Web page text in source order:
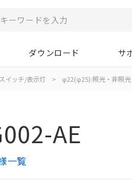
ダウンロード サ
イッチ/表示灯 > φ22(φ25):照光・非照光
AE
一覧